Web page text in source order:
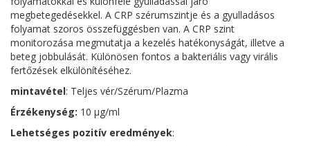
megbetegedésekkel. A CRP szérumszintje és a gyulladásos
folyamat szoros összefüggésben van. A CRP szint
monitorozása megmutatja a kezelés hatékonyságát, illetve a
beteg jobbulását. Különösen fontos a bakteriális vagy virális
fertőzések elkülönítéséhez.
mintavétel: Teljes vér/Szérum/Plazma
Érzékenység: 10 µg/ml
Lehetséges pozitív eredmények: